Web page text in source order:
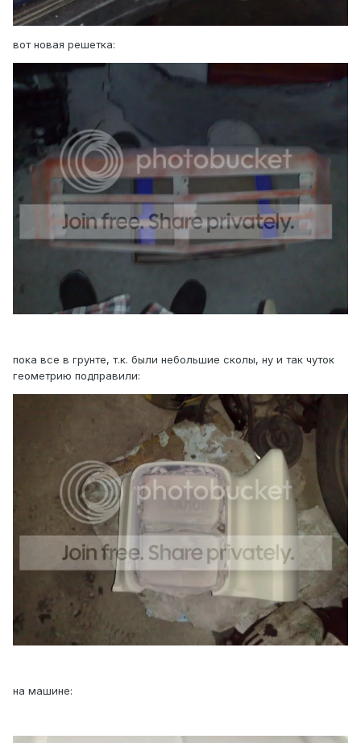
вот новая решетка:
пока все в грунте, т.к. были небольшие сколы, ну и так чуток
геометрию подправили:
на машине: